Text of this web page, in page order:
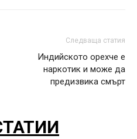
Следваща статия
Индийското орехче е
наркотик и може да
предизвика смърт